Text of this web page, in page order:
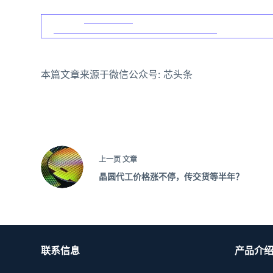
本篇文章来源于微信公众号: 芯头条
上一页文章
晶圆代工价格涨不停，传交货等半年？
联系信息 产品介绍